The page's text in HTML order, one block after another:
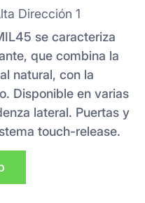
Dirección 1
se caracteriza
que combina la
natural, con la
Disponible en varias
lateral. Puertas y
touch-release.